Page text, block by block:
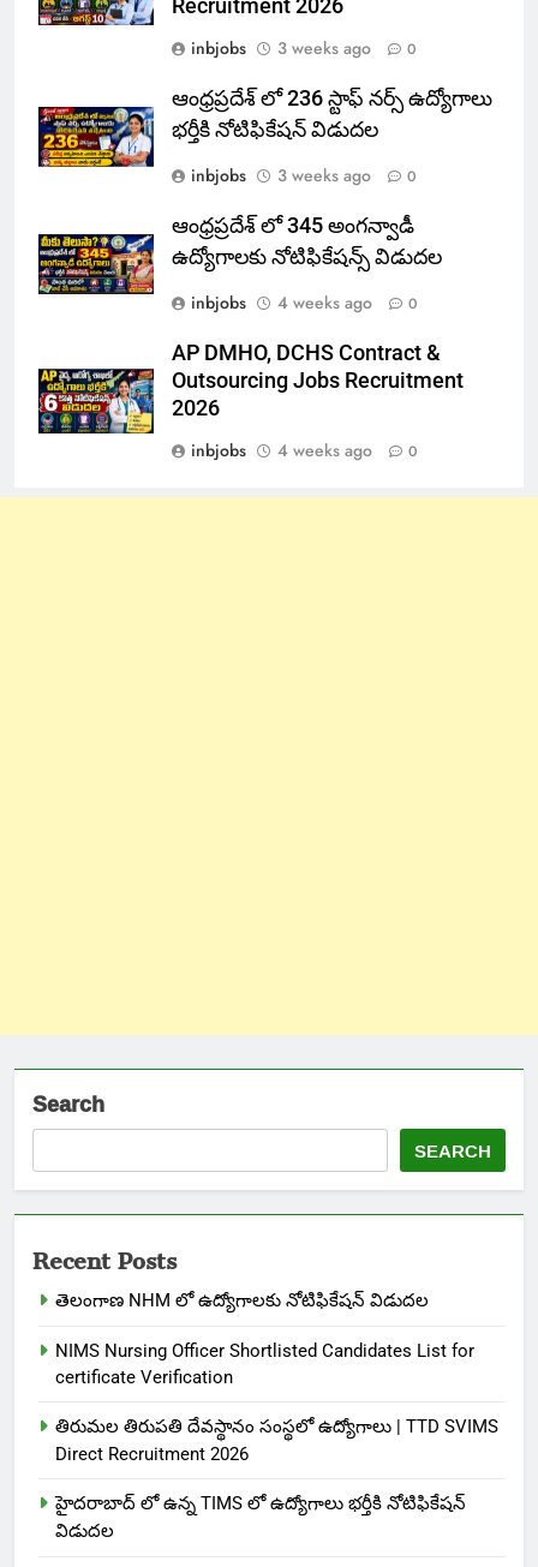
Recruitment 2026
inbjobs
3 weeks ago 0
ఆంధ్రప్రదేశ్ లో 236 స్టాఫ్ నర్స్ ఉద్యోగాలు
భర్తీకి నోటిఫికేషన్ విడుదల
inbjobs
3 weeks ago 0
ఆంధ్రప్రదేశ్ లో 345 అంగన్వాడీ
ఉద్యోగాలకు నోటిఫికేషన్స్ విడుదల
inbjobs
4 weeks ago 0
AP DMHO, DCHS Contract &
Outsourcing Jobs Recruitment
2026
inbjobs
4 weeks ago 0
Search
SEARCH
Recent Posts
తెలంగాణ NHM లో ఉద్యోగాలకు నోటిఫికేషన్ విడుదల
NIMS Nursing Officer Shortlisted Candidates List for
certificate Verification
తిరుమల తిరుపతి దేవస్థానం సంస్థలో ఉద్యోగాలు | TTD SVIMS
Direct Recruitment 2026
హైదరాబాద్ లో ఉన్న TIMS లో ఉద్యోగాలు భర్తీకి నోటిఫికేషన్
విడుదల